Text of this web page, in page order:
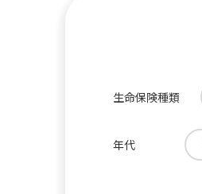
生命保険種類
年代